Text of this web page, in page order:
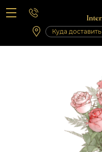
Вопросы-ответы
Сб 10:00 ‐ 14:00
Выходные и